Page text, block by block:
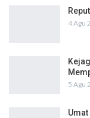
4 Agu
5 Agu